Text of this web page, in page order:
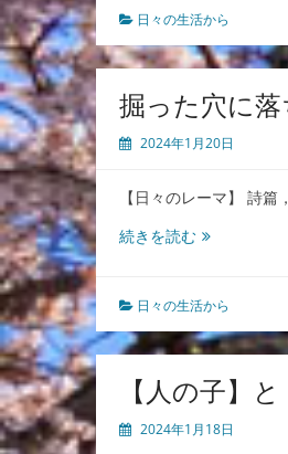
ラ
ハ
ム
祝
福
を
帰
す
サ
ク
日々の生活から
掘った穴に
2024年1月20日
【日々のレーマ】 詩
続きを読む掘
穴
に
落
る
者
日々の生活から
【人の子】
2024年1月18日